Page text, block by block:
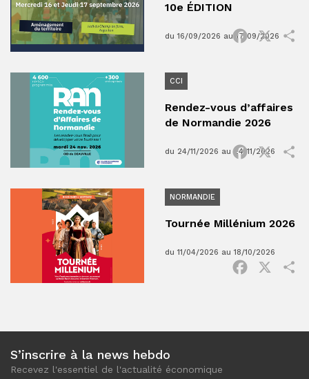
10e ÉDITION
du 16/09/2026 au 17/09/2026
Facebook
X
CCI
Rendez-vous d’affaires
de Normandie 2026
du 24/11/2026 au 24/11/2026
Facebook
NORMANDIE
Tournée Millénium 2026
du 11/04/2026 au 18/10/2026
Facebook
S’inscrire à la news hebdo
Recevez l'essentiel de l'actualité économique